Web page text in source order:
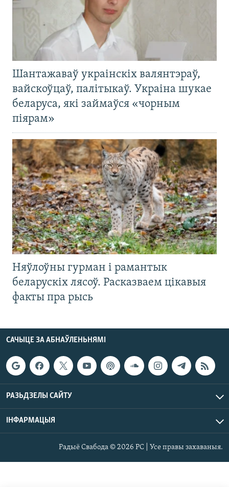
Шантажаваў украінскіх валянтэраў,
вайскоўцаў, палітыкаў. Украіна шукае
беларуса, які займаўся «чорным
піярам»
Няўлоўны гурман і рамантык
беларускіх лясоў. Расказваем цікавыя
факты пра рысь
САЧЫЦЕ ЗА АБНАЎЛЕНЬНЯМІ
РАЗЬДЗЕЛЫ САЙТУ
ІНФАРМАЦЫЯ
Радыё Свабода © 2026 РС | Усе правы захаваныя.